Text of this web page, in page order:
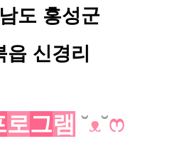
도 홍성군
읍 신경리
로그램 ˘ᴥ˘ෆ